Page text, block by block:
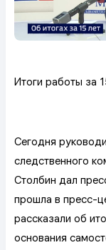
Итоги работы за
Сегодня
следственного
Столбин дал
прошла в пресс-
рассказали об
основания